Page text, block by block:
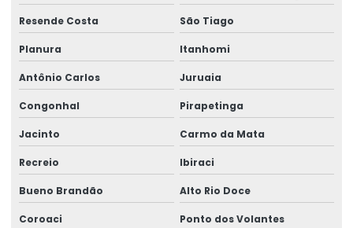
Resende Costa São Tiago
Planura Itanhomi
Antônio Carlos Juruaia
Congonhal Pirapetinga
Jacinto Carmo da Mata
Recreio Ibiraci
Bueno Brandão Alto Rio Doce
Coroaci Ponto dos Volantes